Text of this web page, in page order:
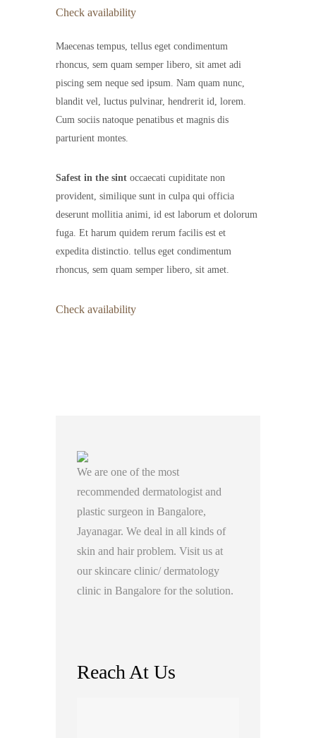
Check availability
Maecenas tempus, tellus eget condimentum
rhoncus, sem quam semper libero, sit amet adi
piscing sem neque sed ipsum. Nam quam nunc,
blandit vel, luctus pulvinar, hendrerit id, lorem.
Cum sociis natoque penatibus et magnis dis
parturient montes.
Safest in the sint occaecati cupiditate non
provident, similique sunt in culpa qui officia
deserunt mollitia animi, id est laborum et dolorum
fuga. Et harum quidem rerum facilis est et
expedita distinctio. tellus eget condimentum
rhoncus, sem quam semper libero, sit amet.
Check availability
We are one of the most
recommended dermatologist and
plastic surgeon in Bangalore,
Jayanagar. We deal in all kinds of
skin and hair problem. Visit us at
our skincare clinic/ dermatology
clinic in Bangalore for the solution.
Reach At Us